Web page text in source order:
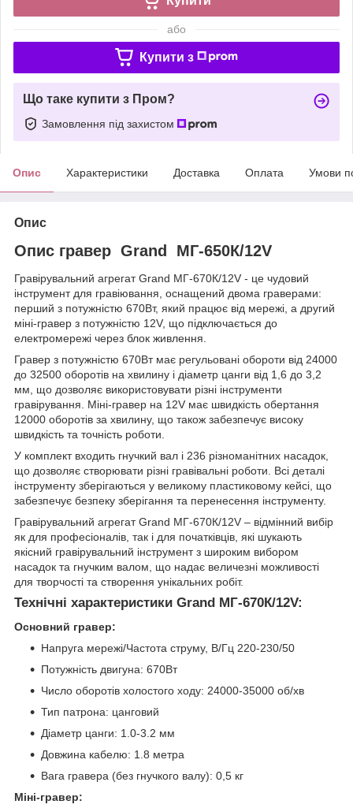
або
Купити з
Що таке купити з Пром?
Замовлення під захистом
Опис Характеристики Доставка Оплата Умови
Опис
Опис гравер Grand МГ-650К/12V
Гравірувальний агрегат Grand МГ-670К/12V - це чудовий
інструмент для гравіювання, оснащений двома граверами:
перший з потужністю 670Вт, який працює від мережі, а другий
міні-гравер з потужністю 12V, що підключається до
електромережі через блок живлення.
Гравер з потужністю 670Вт має регульовані обороти від 24000
до 32500 оборотів на хвилину і діаметр цанги від 1,6 до 3,2
мм, що дозволяє використовувати різні інструменти
гравірування. Міні-гравер на 12V має швидкість обертання
12000 оборотів за хвилину, що також забезпечує високу
швидкість та точність роботи.
У комплект входить гнучкий вал і 236 різноманітних насадок,
що дозволяє створювати різні гравівальні роботи. Всі деталі
інструменту зберігаються у великому пластиковому кейсі, що
забезпечує безпеку зберігання та перенесення інструменту.
Гравірувальний агрегат Grand МГ-670К/12V – відмінний вибір
як для професіоналів, так і для початківців, які шукають
якісний гравірувальний інструмент з широким вибором
насадок та гнучким валом, що надає величезні можливості
для творчості та створення унікальних робіт.
Технічні характеристики Grand МГ-670К/12V:
Основний гравер:
Напруга мережі/Частота струму, В/Гц 220-230/50
Потужність двигуна: 670Вт
Число оборотів холостого ходу: 24000-35000 об/хв
Тип патрона: цанговий
Діаметр цанги: 1.0-3.2 мм
Довжина кабелю: 1.8 метра
Вага гравера (без гнучкого валу): 0,5 кг
Міні-гравер: